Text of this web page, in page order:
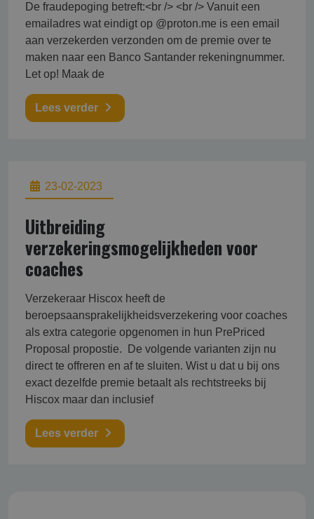
De fraudepoging betreft:<br /> <br /> Vanuit een
emailadres wat eindigt op @proton.me is een email
aan verzekerden verzonden om de premie over te
maken naar een Banco Santander rekeningnummer.
Let op! Maak de
Lees verder
23-02-2023
Uitbreiding
verzekeringsmogelijkheden voor
coaches
Verzekeraar Hiscox heeft de
beroepsaansprakelijkheidsverzekering voor coaches
als extra categorie opgenomen in hun PrePriced
Proposal propostie. De volgende varianten zijn nu
direct te offreren en af te sluiten. Wist u dat u bij ons
exact dezelfde premie betaalt als rechtstreeks bij
Hiscox maar dan inclusief
Lees verder